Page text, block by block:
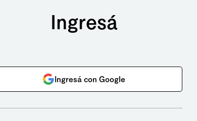
Ingresá
Ingresá con Google